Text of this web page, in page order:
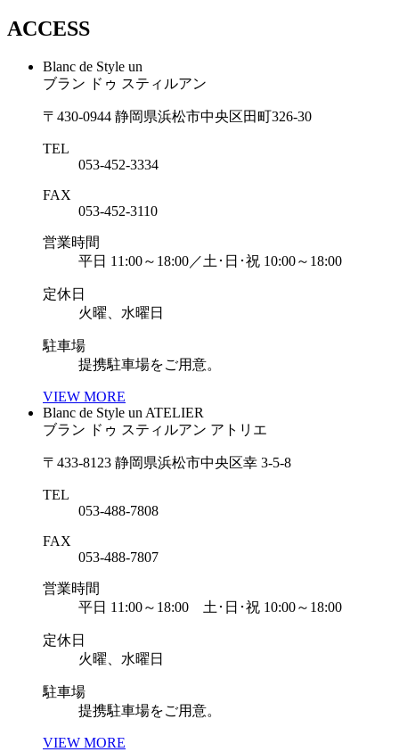
ACCESS
Blanc de Style un
ブラン ドゥ スティルアン
〒430-0944 静岡県浜松市中央区田町326-30
TEL
053-452-3334
FAX
053-452-3110
営業時間
平日 11:00～18:00／土･日･祝 10:00～18:00
定休日
火曜、水曜日
駐車場
提携駐車場をご用意。
VIEW MORE
Blanc de Style un ATELIER
ブラン ドゥ スティルアン アトリエ
〒433-8123 静岡県浜松市中央区幸 3-5-8
TEL
053-488-7808
FAX
053-488-7807
営業時間
平日 11:00～18:00 土･日･祝 10:00～18:00
定休日
火曜、水曜日
駐車場
提携駐車場をご用意。
VIEW MORE